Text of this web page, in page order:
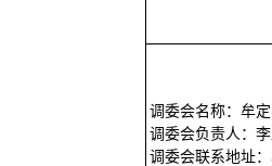
调委会名称：牟
调委会负责人：
调委会联系地址